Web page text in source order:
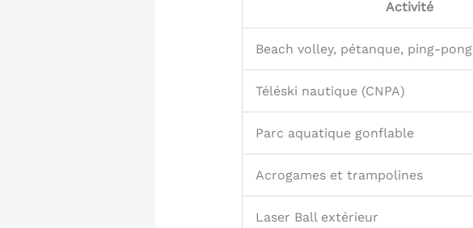
Activité
Beach volley, pétanque, ping-pong
Téléski nautique (CNPA)
Parc aquatique gonflable
Acrogames et trampolines
Laser Ball extérieur